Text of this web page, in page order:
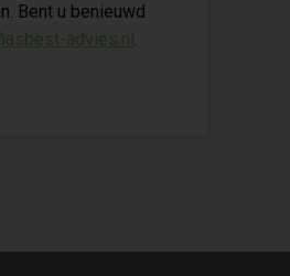
Bent u benieuwd
advies.nl.